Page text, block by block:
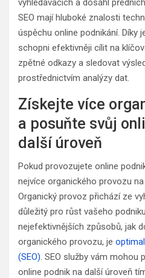
vyhledavačích a dosáhl
SEO mají hluboké znalosti
úspěchu online podnikání. Díky
schopni efektivněji cílit na
zpětné odkazy a sledovat
prostřednictvím analýzy dat.
Získejte více
a posuňte svůj
další úroveň
Pokud provozujete online
nejvíce organického provozu
Organický provoz přichází ze
důležitý pro růst vašeho
nejefektivnějších způsobů, jak
organického provozu, je
(SEO). SEO služby vám mohou
online podnik na další úroveň